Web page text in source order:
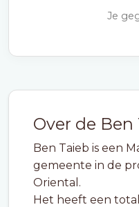
Over de Ben
Ben Taieb is een
gemeente in de
Oriental.
Het heeft een
Je